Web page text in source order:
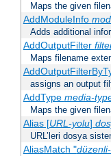
Maps the given
AddModuleInfo
Adds additional
AddOutputFilter
Maps filename
assigns an output
AddType media-
Maps the given
Alias [URL-yolu]
URL’leri dosya
AliasMatch "